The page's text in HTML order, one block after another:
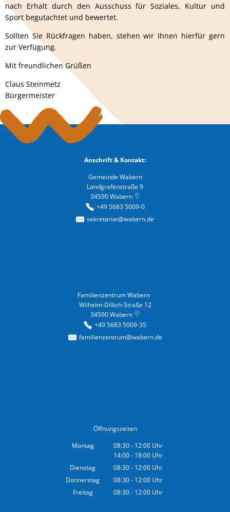
nach Erhalt durch den Ausschuss für Soziales, Kultur und
Sport begutachtet und bewertet.
Sollten Sie Rückfragen haben, stehen wir Ihnen hierfür gern
zur Verfügung.
Mit freundlichen Grüßen
Claus Steinmetz
Bürgermeister
Anschrift & Kontakt:
Gemeinde Wabern
Landgrafenstraße 9
34590 Wabern
+49 5683 5009-0
sekretariat@wabern.de
Familienzentrum Wabern
Wilhelm-Dillich-Straße 12
34590 Wabern
+49 5683 5009-35
familienzentrum@wabern.de
Öffnungszeiten
Montag
08:30- 12:00 Uhr
Von 08:30 bis 12:00 Uhr
14:00- 18:00 Uhr
Von 14:00 bis 18:00 Uhr
Dienstag 08:30- 12:00 Uhr
Von 08:30 bis 12:00 Uhr
Donnerstag 08:30- 12:00 Uhr
Von 08:30 bis 12:00 Uhr
Freitag 08:30- 12:00 Uhr